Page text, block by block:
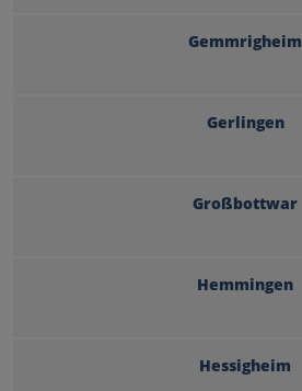
Gemmrigheim
Gerlingen
Großbottwar
Hemmingen
Hessigheim